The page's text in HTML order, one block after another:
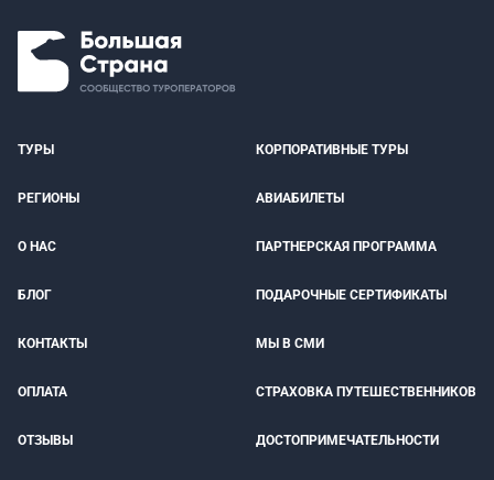
ТУРЫ КОРПОРАТИВНЫЕ ТУРЫ
РЕГИОНЫ АВИАБИЛЕТЫ
О НАС ПАРТНЕРСКАЯ ПРОГРАММА
БЛОГ ПОДАРОЧНЫЕ СЕРТИФИКАТЫ
КОНТАКТЫ МЫ В СМИ
ОПЛАТА СТРАХОВКА ПУТЕШЕСТВЕННИКОВ
ОТЗЫВЫ ДОСТОПРИМЕЧАТЕЛЬНОСТИ